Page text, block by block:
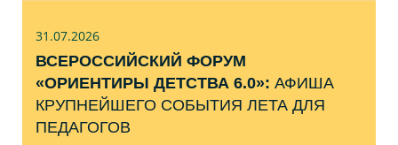
31.07.2026
ВСЕРОССИЙСКИЙ ФОРУМ
«ОРИЕНТИРЫ ДЕТСТВА 6.0»: АФИША
КРУПНЕЙШЕГО СОБЫТИЯ ЛЕТА ДЛЯ
ПЕДАГОГОВ